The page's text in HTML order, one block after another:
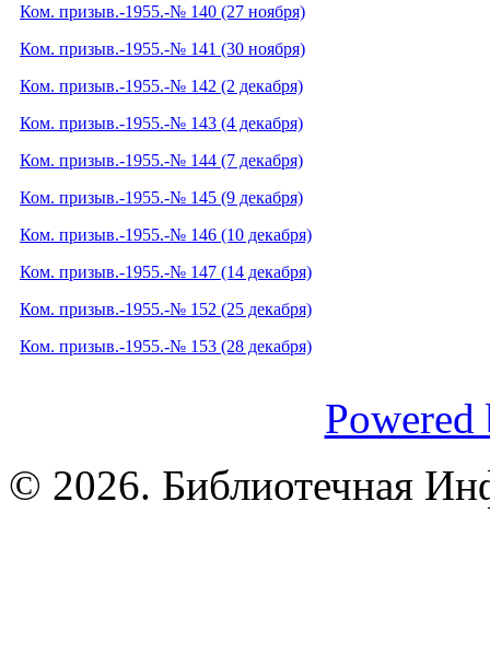
Ком. призыв.-1955.-№ 140 (27 ноября)
Ком. призыв.-1955.-№ 141 (30 ноября)
Ком. призыв.-1955.-№ 142 (2 декабря)
Ком. призыв.-1955.-№ 143 (4 декабря)
Ком. призыв.-1955.-№ 144 (7 декабря)
Ком. призыв.-1955.-№ 145 (9 декабря)
Ком. призыв.-1955.-№ 146 (10 декабря)
Ком. призыв.-1955.-№ 147 (14 декабря)
Ком. призыв.-1955.-№ 152 (25 декабря)
Ком. призыв.-1955.-№ 153 (28 декабря)
© 2026. Библиотечная